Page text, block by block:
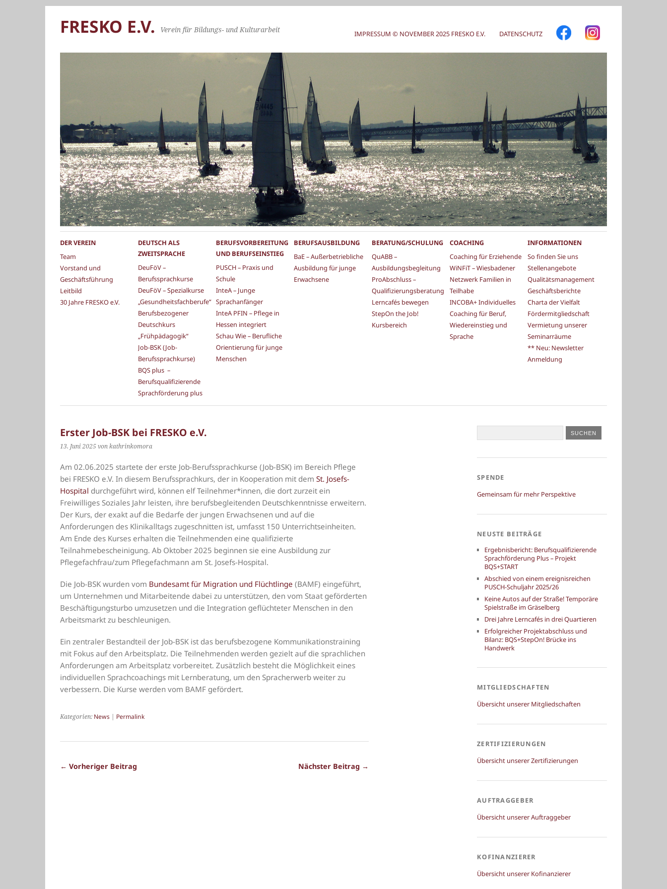
IMPRESSUM © NOVEMBER 2025 FRESKO E.V. DATENSCHUTZ
FRESKO E.V. Verein für Bildungs- und Kulturarbeit
DER VEREIN
Team
Vorstand und
Geschäftsführung
Leitbild
30 Jahre FRESKO e.V.
DEUTSCH ALS
ZWEITSPRACHE
DeuFöV –
Berufssprachkurse
DeuFöV – Spezialkurse
„Gesundheitsfachberufe“
Berufsbezogener
Deutschkurs
„Frühpädagogik“
Job-BSK (Job-
Berufssprachkurse)
BQS plus –
Berufsqualifizierende
Sprachförderung plus
BERUFSVORBEREITUNG
UND BERUFSEINSTIEG
PUSCH – Praxis und
Schule
InteA – Junge
Sprachanfänger
InteA PFIN – Pflege in
Hessen integriert
Schau Wie – Berufliche
Orientierung für junge
Menschen
BERUFSAUSBILDUNG
BaE – Außerbetriebliche
Ausbildung für junge
Erwachsene
BERATUNG/SCHULUNG
QuABB –
Ausbildungsbegleitung
ProAbschluss –
Qualifizierungsberatung
Lerncafés bewegen
StepOn the Job!
Kursbereich
COACHING
Coaching für Erziehende
WiNFiT – Wiesbadener
Netzwerk Familien in
Teilhabe
INCOBA+ Individuelles
Coaching für Beruf,
Wiedereinstieg und
Sprache
INFORMATIONEN
So finden Sie uns
Stellenangebote
Qualitätsmanagement
Geschäftsberichte
Charta der Vielfalt
Fördermitgliedschaft
Vermietung unserer
Seminarräume
** Neu: Newsletter
Anmeldung
Erster Job-BSK bei FRESKO e.V.
13. Juni 2025von kathrinkomora
Am 02.06.2025 startete der erste Job-Berufssprachkurse (Job-BSK) im Bereich Pflege
bei FRESKO e.V. In diesem Berufssprachkurs, der in Kooperation mit dem St. Josefs-
Hospital durchgeführt wird, können elf Teilnehmer*innen, die dort zurzeit ein
Freiwilliges Soziales Jahr leisten, ihre berufsbegleitenden Deutschkenntnisse erweitern.
Der Kurs, der exakt auf die Bedarfe der jungen Erwachsenen und auf die
Anforderungen des Klinikalltags zugeschnitten ist, umfasst 150 Unterrichtseinheiten.
Am Ende des Kurses erhalten die Teilnehmenden eine qualifizierte
Teilnahmebescheinigung. Ab Oktober 2025 beginnen sie eine Ausbildung zur
Pflegefachfrau/zum Pflegefachmann am St. Josefs-Hospital.
Die Job-BSK wurden vom Bundesamt für Migration und Flüchtlinge (BAMF) eingeführt,
um Unternehmen und Mitarbeitende dabei zu unterstützen, den vom Staat geförderten
Beschäftigungsturbo umzusetzen und die Integration geflüchteter Menschen in den
Arbeitsmarkt zu beschleunigen.
Ein zentraler Bestandteil der Job-BSK ist das berufsbezogene Kommunikationstraining
mit Fokus auf den Arbeitsplatz. Die Teilnehmenden werden gezielt auf die sprachlichen
Anforderungen am Arbeitsplatz vorbereitet. Zusätzlich besteht die Möglichkeit eines
individuellen Sprachcoachings mit Lernberatung, um den Spracherwerb weiter zu
verbessern. Die Kurse werden vom BAMF gefördert.
Kategorien: News | Permalink
← Vorheriger Beitrag Nächster Beitrag →
SPENDE
Gemeinsam für mehr Perspektive
NEUSTE BEITRÄGE
Ergebnisbericht: Berufsqualifizierende
Sprachförderung Plus – Projekt
BQS+START
Abschied von einem ereignisreichen
PUSCH-Schuljahr 2025/26
Keine Autos auf der Straße! Temporäre
Spielstraße im Gräselberg
Drei Jahre Lerncafés in drei Quartieren
Erfolgreicher Projektabschluss und
Bilanz: BQS+StepOn! Brücke ins
Handwerk
MITGLIEDSCHAFTEN
Übersicht unserer Mitgliedschaften
ZERTIFIZIERUNGEN
Übersicht unserer Zertifizierungen
AUFTRAGGEBER
Übersicht unserer Auftraggeber
KOFINANZIERER
Übersicht unserer Kofinanzierer